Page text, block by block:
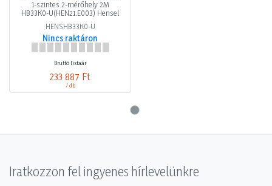
1-szintes 2-mérőhely 2M
HB33K0-U(HEN21.E003) Hensel
HENSHB33K0-U
Nincs raktáron
Bruttó listaár
233 887 Ft
/ db
Iratkozzon fel ingyenes hírlevelünkre